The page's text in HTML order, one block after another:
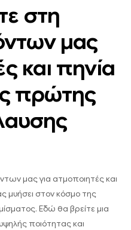
στη
μας
και πηνία
πρώτης
μας για ατμοποιητές και
μυήσει στον κόσμο της
Εδώ θα βρείτε μια
ποιότητας και